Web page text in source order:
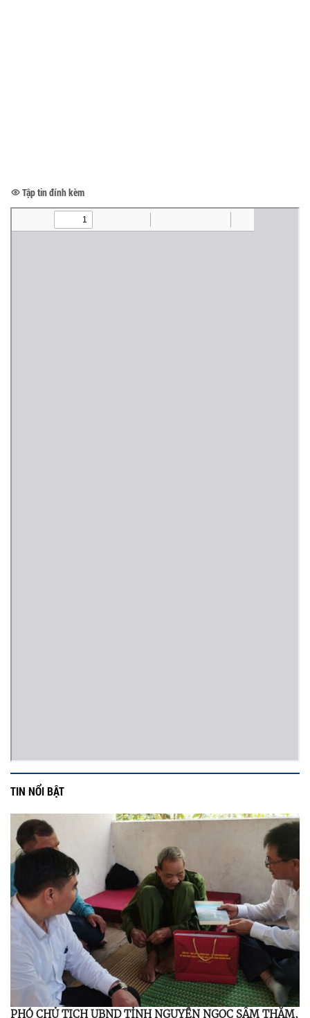
Tập tin đính kèm
TIN NỔI BẬT
PHÓ CHỦ TỊCH UBND TỈNH NGUYỄN NGỌC SÂM THĂM,